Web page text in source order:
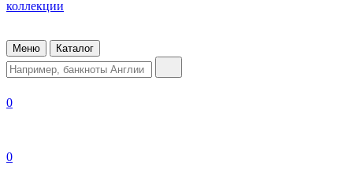
коллекции
Меню Каталог
0
0